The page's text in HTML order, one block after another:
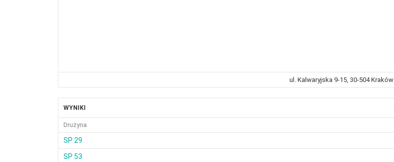
ul. Kalwaryjska 9-15, 30-504 Kraków
WYNIKI
Drużyna
SP 29
SP 53